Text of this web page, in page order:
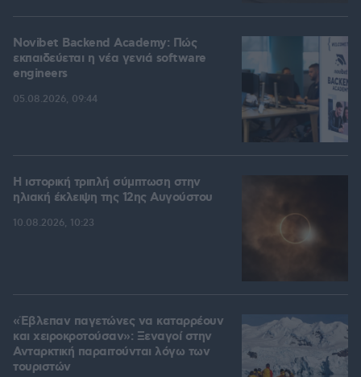
Novibet Backend Academy: Πώς
εκπαιδεύεται η νέα γενιά software
engineers
05.08.2026, 09:44
Η ιστορική τριπλή σύμπτωση στην
ηλιακή έκλειψη της 12ης Αυγούστου
10.08.2026, 10:23
«Έβλεπαν παγετώνες να καταρρέουν
και χειροκροτούσαν»: Ξεναγοί στην
Ανταρκτική παραιτούνται λόγω των
τουριστών